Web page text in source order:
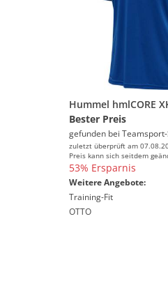
Bester Preis
gefunden bei
zuletzt überprüft am
Preis kann sich seitdem
53% Ersparnis
Weitere Angebote:
Training-Fit
OTTO